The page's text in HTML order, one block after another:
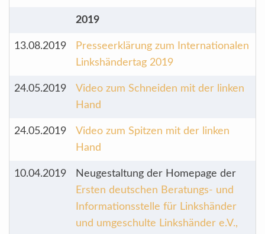
2019
13.08.2019
Presseerklärung zum Internationalen
Linkshändertag 2019
24.05.2019
Video zum Schneiden mit der linken
Hand
24.05.2019
Video zum Spitzen mit der linken
Hand
10.04.2019
Neugestaltung der Homepage der
Ersten deutschen Beratungs- und
Informationsstelle für Linkshänder
und umgeschulte Linkshänder e.V.,